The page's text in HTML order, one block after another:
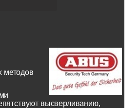
методов
высверливанию,